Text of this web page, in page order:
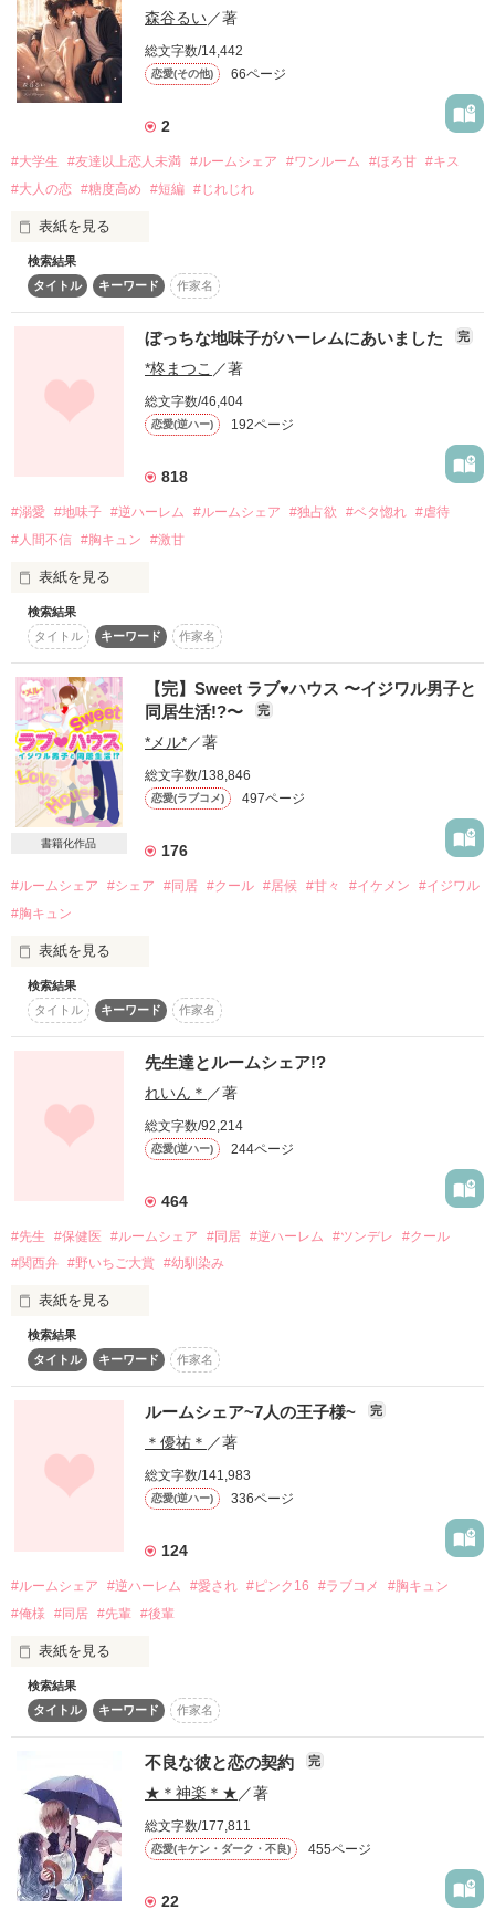
×
何事にも一生懸命
ピュアな小動物系美少女
鈴原 玲衣
♡.*･ﾟ┈┈┈┈┈┈┈┈┈┈┈ﾟ･*.♡
最低限、話さない、関わらない。
そう決めたのに....。
「玲衣帰ってくんの遅いから心配で見にきた」
なぜか渚くんは私のことを気にしてくる。
｢いーよ。俺が一生かけて守るから｣
⎯⎯⎯⎯渚くんは今日も私を溺愛したがる
⋈┈┈┈┈┈┈┈┈┈┈┈┈⋈
二人きりになると、狼に豹変する彼に
ドキドキが止まりませんっ…！
「…ッ、もうどうなっても知らないからな」
「ほんと…可愛くてたまんない」
一つ屋根の下
胸キュン必須の甘々ラブ♡
編入先の高校で私が住むことになったのは
学園のエリート男子が
集結する最上階の部屋でした──
☆♡☆.｡.:.｡.☆♡☆.｡.:.｡.☆♡☆.｡.:.｡.☆♡☆
男子が苦手で初恋もまだ
来栖　寧々
Nene Kurusu
「そんな可愛いこと言って、ただで済むと思ってる？」
Setsuna Ichijo
vs
「なに、キスしてほしーの？」
女たらしでチャラ男
小鳥遊　琉夏
vs
「俺のこと好きになれ」
だれもが恐れる不良系男子
白樺　凰我
Ouga Shirakaba
vs
「俺が男だってこと忘れてるでしょ」
神代　椿
Tsubaki Kamishiro
昨日まで平凡だった私が学園の姫に
☆♡☆.｡.:.｡.☆♡☆.｡.:.｡.☆♡☆.｡.:.｡.☆♡☆
甘いささやきは、今日も私を惑わせる
森谷るい／著
総文字数/14,442
恋愛(その他) 66ページ
2
#大学生 #友達以上恋人未満 #ルームシェア #ワンルーム #ほろ甘 #キス
#大人の恋 #糖度高め #短編 #じれじれ
表紙を見る
練習キスから始まったのは
失恋の埋め合わせじゃなかった
彼女に振られた友達・悠真(ゆうま)の家賃を救うために
大学生の遥(はるか)はワンルームでのルームシェアを始める
軽い気持ちのつもりで口にしたのは
「忘れるための練習キス」
友達だから
ルームシェア相手だから
そう言い聞かせたはずなのに
ソファの端っことベッドの縁で
心の位置だけが少しずつずれていく
出て行くのは、私か、過去の恋か
「誰とどんな未来を選ぶのか」
同居未満・同棲未満な
※他サイトでも掲載中です
作品を読む
検索結果
タイトル
キーワード 作家名
ぼっちな地味子がハーレムにあいました 完
*柊まつこ ／著
総文字数/46,404
恋愛(逆ハー) 192ページ
818
#溺愛 #地味子 #逆ハーレム #ルームシェア #独占欲 #ベタ惚れ #虐待
#人間不信 #胸キュン #激甘
表紙を見る
「心愛ちゃん、かわいいね」
「お前を離さない」
「おい泣き虫泣きやめ」
地味子の私を変えてくれたのは優しくて甘い3人のイケメン達
でした。。
だが
「もう我慢しないから覚悟してね？」
「､､､っ、かわいすぎんだろ」
「心愛すきだ。」
溺愛発動！？！？
3人と学校の男の子たちにも言い寄られて！？
検索結果
タイトル
キーワード 作家名
書籍化作品
【完】Sweet ラブ♥︎ハウス 〜イジワル男子と
同居生活!?〜
完
*メル*／著
総文字数/138,846
恋愛(ラブコメ) 497ページ
176
#ルームシェア #シェア #同居 #クール #居候 #甘々 #イケメン
#イジワル
#胸キュン
表紙を見る
綾瀬 めい
16歳。
親の理由で1人暮らしを始めます。
「はっ？ここ、俺んちだけど？」
神谷 瞬があたしの家にいるの！？
ひとつ屋根の下の
Sweetなおはなし♡
☆Special Thanks☆
白雲.様
＊リーナ＊様
雛葉様
裕玄様
花山 さくら様
＊ゆずみかん＊様
SERA様
ゆぅぱぱ。様
心雫様
検索結果
タイトル
キーワード 作家名
先生達とルームシェア!?
れいん＊ ／著
総文字数/92,214
恋愛(逆ハー) 244ページ
464
#先生 #保健医 #ルームシェア #同居 #逆ハーレム #ツンデレ
#クール
#関西弁 #野いちご大賞 #幼馴染み
表紙を見る
「住むところが…ない。」
-吉谷 瑞希-
両親を無くし、親戚の家で暮らしていたものの
親戚には嫌われ、家を追い出されてしまった少女。
とうじょう たくみ
「生徒とかないだろ…絶対やだね」
-和田 泉-
めんどくさいこと大ッ嫌いな俺様数学教師。
「迷惑はかけんなよ」
検索結果
タイトル
キーワード 作家名
ルームシェア~7人の王子様~ 完
＊優祐＊ ／著
総文字数/141,983
恋愛(逆ハー) 336ページ
124
#ルームシェア #逆ハーレム #愛され #ピンク16 #ラブコメ
#胸キュン
#俺様
#同居 #先輩 #後輩
表紙を見る
幼なじみの両親が理事長をしている寮制の高校へ転入してきた
私。
私の寮は、問題児が集められた寮
”すみれ荘”！？
しかも寮生全員男子！？
・*:..｡o♬*ﾟ・*:..｡o♬*ﾟ・*:..｡o♬*ﾟ・*:..｡
検索結果
タイトル
キーワード 作家名
不良な彼と恋の契約 完
★＊神楽＊★ ／著
総文字数/177,811
恋愛(キケン・ダーク・不良) 455ページ
22